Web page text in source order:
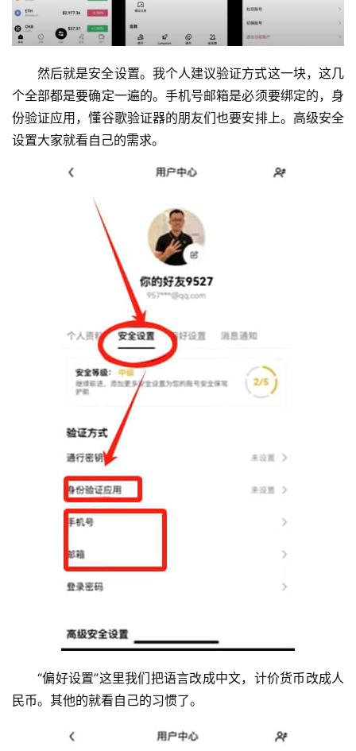
然后就是安全设置。我个人建议验证方式这一块，这几
个全部都是要确定一遍的。手机号邮箱是必须要绑定的，身
份验证应用，懂谷歌验证器的朋友们也要安排上。高级安全
设置大家就看自己的需求。
“偏好设置”这里我们把语言改成中文，计价货币改成人
民币。其他的就看自己的习惯了。